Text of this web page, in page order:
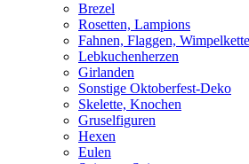
Brezel
Rosetten, Lampions
Fahnen, Flaggen,
Lebkuchenherzen
Girlanden
Sonstige Oktoberfest-Deko
Skelette, Knochen
Gruselfiguren
Hexen
Eulen